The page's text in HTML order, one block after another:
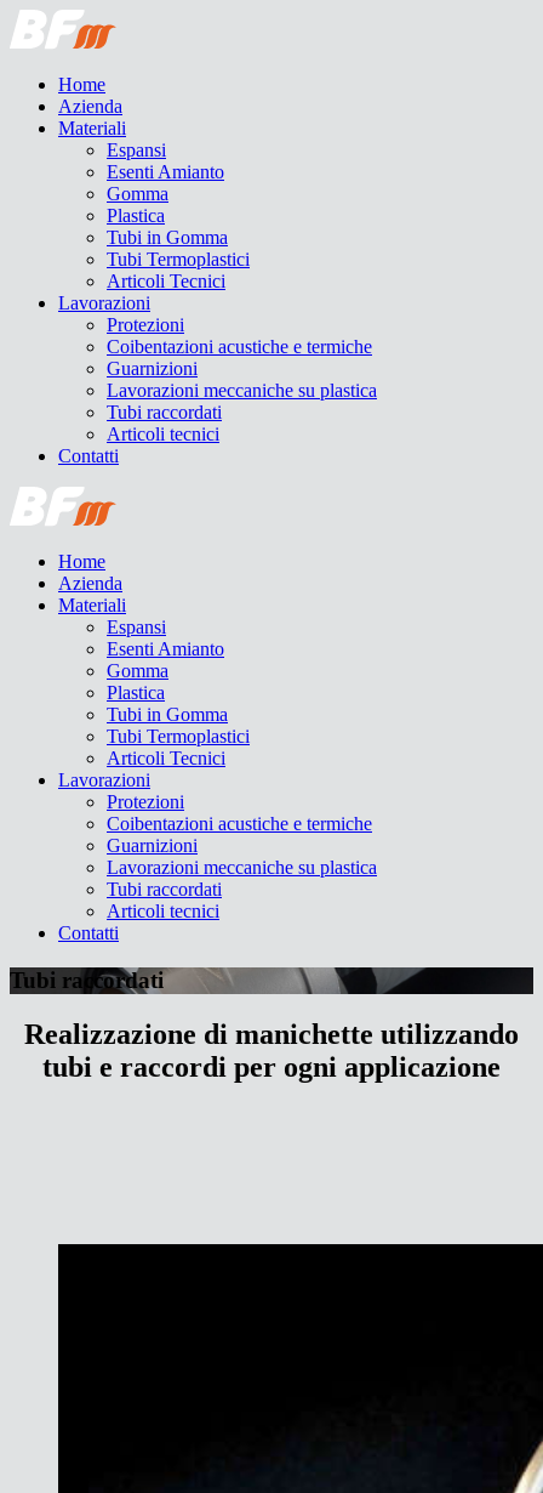
Home
Azienda
Materiali
Espansi
Esenti Amianto
Gomma
Plastica
Tubi in Gomma
Tubi Termoplastici
Articoli Tecnici
Lavorazioni
Protezioni
Coibentazioni acustiche e termiche
Guarnizioni
Lavorazioni meccaniche su plastica
Tubi raccordati
Articoli tecnici
Contatti
Home
Azienda
Materiali
Espansi
Esenti Amianto
Gomma
Plastica
Tubi in Gomma
Tubi Termoplastici
Articoli Tecnici
Lavorazioni
Protezioni
Coibentazioni acustiche e termiche
Guarnizioni
Lavorazioni meccaniche su plastica
Tubi raccordati
Articoli tecnici
Contatti
Tubi raccordati
Realizzazione di manichette utilizzando
tubi e raccordi per ogni applicazione